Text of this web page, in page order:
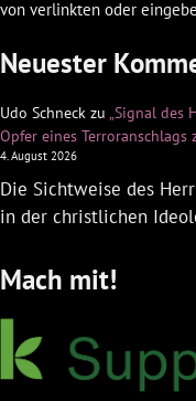
von verlinkten oder
Neuester
Udo Schneck zu „Signal des
Opfer eines Terroranschlags
4. August 2026
Die Sichtweise des
in der christlichen
Mach mit!